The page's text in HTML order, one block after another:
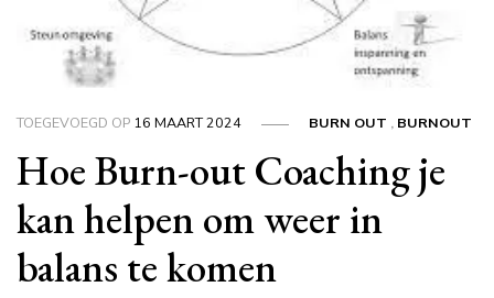
TOEGEVOEGD OP 16 MAART 2024 BURN OUT , BURNOUT
Hoe Burn-out Coaching je
kan helpen om weer in
balans te komen